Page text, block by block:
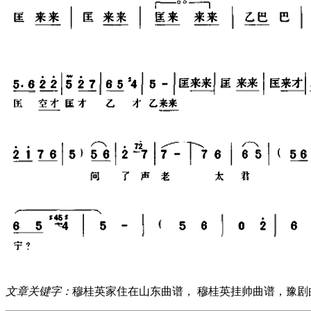
文章关键字： 穆桂英家住在山东曲谱， 穆桂英挂帅曲谱，豫剧